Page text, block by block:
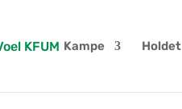
Kampe Holdet